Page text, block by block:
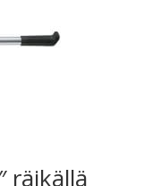
räikällä